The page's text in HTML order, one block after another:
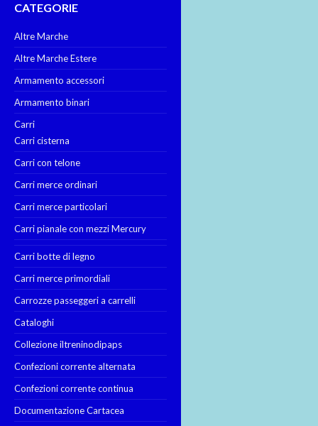
CATEGORIE
Altre Marche
Altre Marche Estere
Armamento accessori
Armamento binari
Carri
Carri cisterna
Carri con telone
Carri merce ordinari
Carri merce particolari
Carri pianale con mezzi Mercury
Carri botte di legno
Carri merce primordiali
Carrozze passeggeri a carrelli
Cataloghi
Collezione iltreninodipaps
Confezioni corrente alternata
Confezioni corrente continua
Documentazione Cartacea